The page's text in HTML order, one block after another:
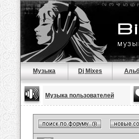
Музыка Dj Mixes
Музыка пользователей